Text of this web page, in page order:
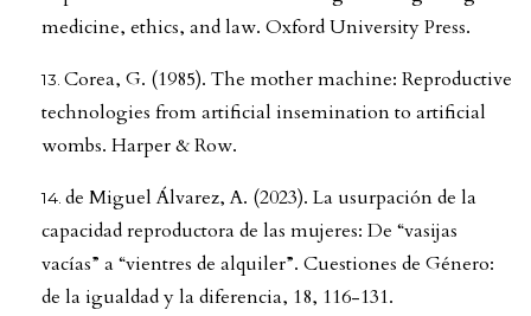
medicine, ethics, and law. Oxford University Press.
Corea, G. (1985). The mother machine: Reproductive
technologies from artificial insemination to artificial
wombs. Harper & Row.
de Miguel Álvarez, A. (2023). La usurpación de la
capacidad reproductora de las mujeres: De “vasijas
vacías” a “vientres de alquiler”. Cuestiones de Género:
de la igualdad y la diferencia, 18, 116-131.